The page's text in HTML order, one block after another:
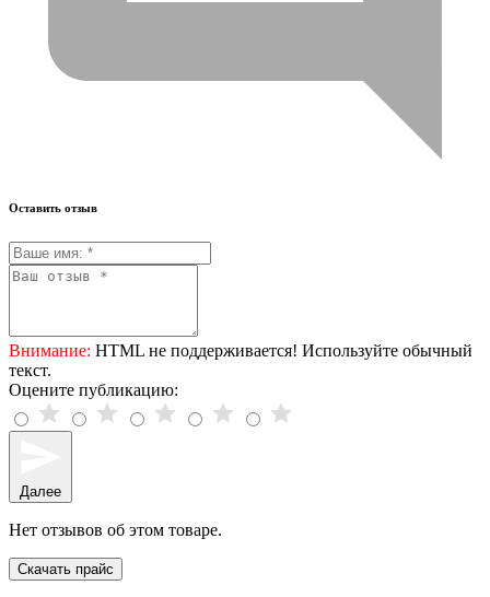
Оставить отзыв
Внимание: HTML не поддерживается! Используйте обычный
текст.
Оцените публикацию:
Далее
Нет отзывов об этом товаре.
Скачать прайс